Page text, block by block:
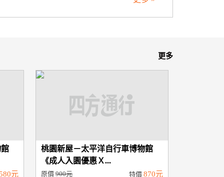
更多
元
桃園新屋－太平洋自行車博物館
《成人入園優惠Ｘ...
原價900元 特價 870元